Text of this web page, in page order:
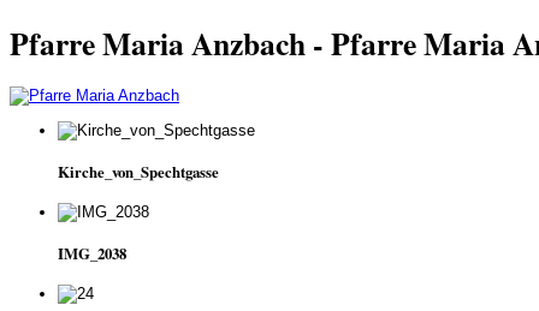
Pfarre Maria Anzbach - Pfarre Maria
Kirche_von_Spechtgasse
IMG_2038